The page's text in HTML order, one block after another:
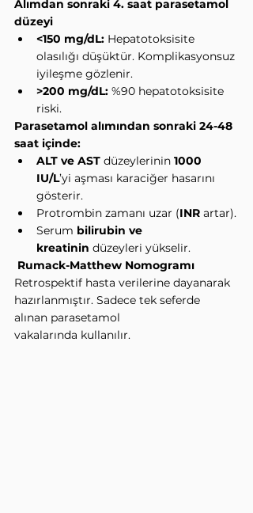
Alımdan sonraki 4. saat parasetamol
düzeyi
<150 mg/dL: Hepatotoksisite
olasılığı düşüktür. Komplikasyonsuz
iyileşme gözlenir.
>200 mg/dL: %90 hepatotoksisite
riski.
Parasetamol alımından sonraki 24-48
saat içinde:
ALT ve AST düzeylerinin 1000
IU/L’yi aşması karaciğer hasarını
gösterir.
Protrombin zamanı uzar (INR artar).
Serum bilirubin ve
kreatinin düzeyleri yükselir.
Rumack-Matthew Nomogramı
Retrospektif hasta verilerine dayanarak
hazırlanmıştır. Sadece tek seferde
alınan parasetamol
vakalarında kullanılır.